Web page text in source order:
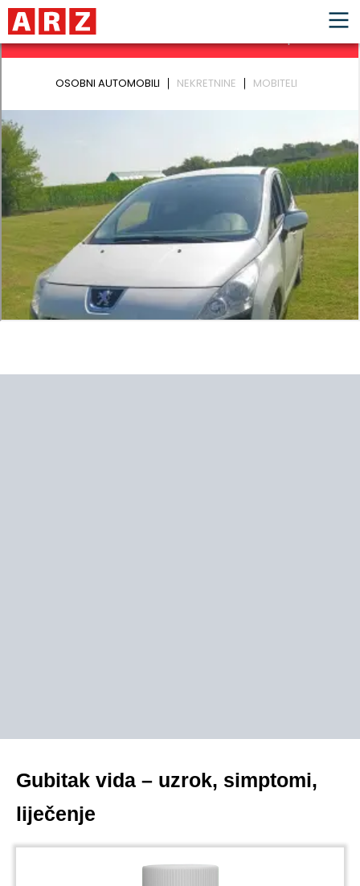
Gubitak vida – uzrok, simptomi,
liječenje